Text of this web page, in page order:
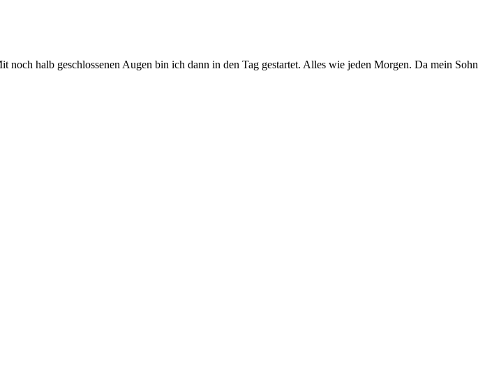
halb geschlossenen Augen bin ich dann in den Tag gestartet. Alles wie jeden Morgen. Da mein Sohn